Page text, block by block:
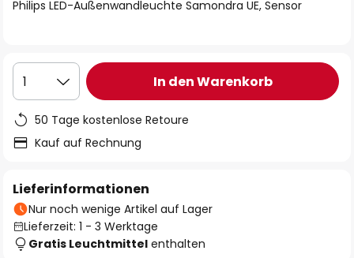
Philips LED-Außenwandleuchte Samondra UE, Sensor
1 In den Warenkorb
50 Tage kostenlose Retoure
Kauf auf Rechnung
Lieferinformationen
Nur noch wenige Artikel auf Lager
Lieferzeit: 1 - 3 Werktage
Gratis Leuchtmittel enthalten